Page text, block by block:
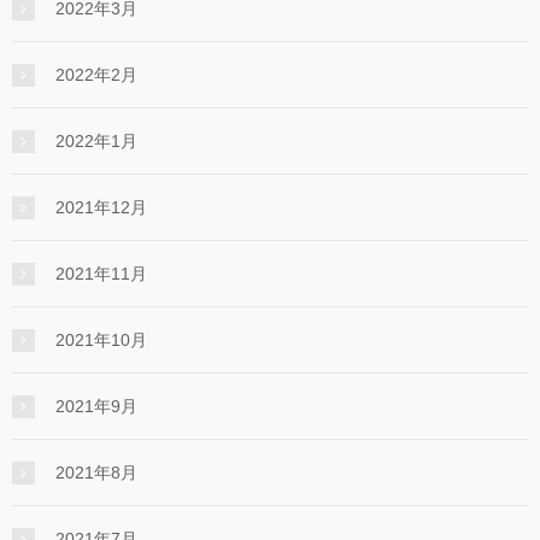
2022年3月
2022年2月
2022年1月
2021年12月
2021年11月
2021年10月
2021年9月
2021年8月